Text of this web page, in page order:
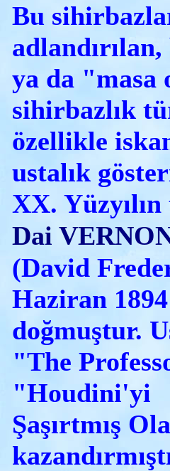
Bu
ya da "masa
sihirbazlık
özellikle
ustalık
XX.
Dai
(David
Haziran 1894
doğmuştur.
"The
"Houdini'yi
Şaşırtmış